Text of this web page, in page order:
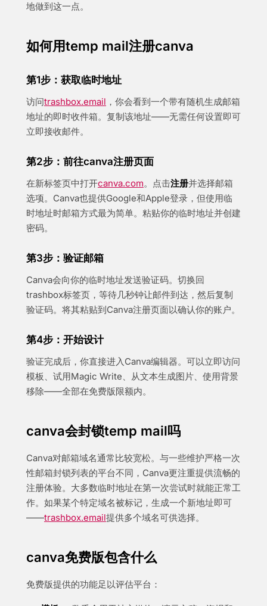
地做到这一点。
如何用temp mail注册canva
第1步：获取临时地址
访问trashbox.email ，你会看到一个带有随机生成邮箱
地址的即时收件箱。复制该地址——无需任何设置即可
立即接收邮件。
第2步：前往canva注册页面
在新标签页中打开canva.com。点击注册并选择邮箱
选项。Canva也提供Google和Apple登录，但使用临
时地址时邮箱方式最为简单。粘贴你的临时地址并创建
密码。
第3步：验证邮箱
Canva会向你的临时地址发送验证码。切换回
trashbox标签页，等待几秒钟让邮件到达，然后复制
验证码。将其粘贴到Canva注册页面以确认你的账户。
第4步：开始设计
验证完成后，你直接进入Canva编辑器。可以立即访问
模板、试用Magic Write、从文本生成图片、使用背景
移除——全部在免费版限额内。
canva会封锁temp mail吗
Canva对邮箱域名通常比较宽松。与一些维护严格一次
性邮箱封锁列表的平台不同，Canva更注重提供流畅的
注册体验。大多数临时地址在第一次尝试时就能正常工
作。如果某个特定域名被标记，生成一个新地址即可
——trashbox.email提供多个域名可供选择。
canva免费版包含什么
免费版提供的功能足以评估平台：